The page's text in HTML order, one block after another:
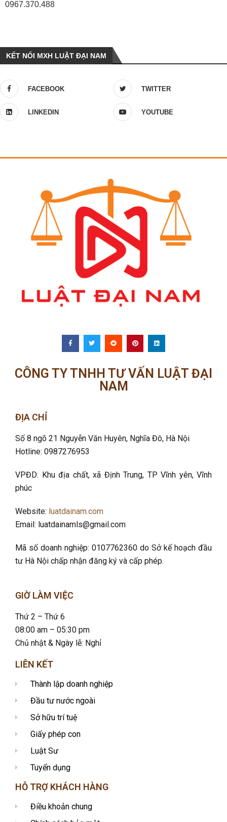
0967.370.488
KẾT NỐI MXH LUẬT ĐẠI NAM
FACEBOOK TWITTER
LINKEDIN YOUTUBE
CÔNG TY TNHH TƯ VẤN LUẬT ĐẠI
NAM
ĐỊA CHỈ
Số 8 ngõ 21 Nguyễn Văn Huyên, Nghĩa Đô, Hà Nội
Hotline: 0987276953
VPĐD: Khu địa chất, xã Định Trung, TP Vĩnh yên, Vĩnh
phúc
Website: luatdainam.com
Email: luatdainamls@gmail.com
Mã số doanh nghiệp: 0107762360 do Sở kế hoạch đầu
tư Hà Nội chấp nhận đăng ký và cấp phép.
GIỜ LÀM VIỆC
Thứ 2 – Thứ 6
08:00 am – 05:30 pm
Chủ nhật & Ngày lễ: Nghỉ
LIÊN KẾT
Thành lập doanh nghiệp
Đầu tư nước ngoài
Sở hữu trí tuệ
Giấy phép con
Luật Sư
Tuyển dụng
HỖ TRỢ KHÁCH HÀNG
Điều khoản chung